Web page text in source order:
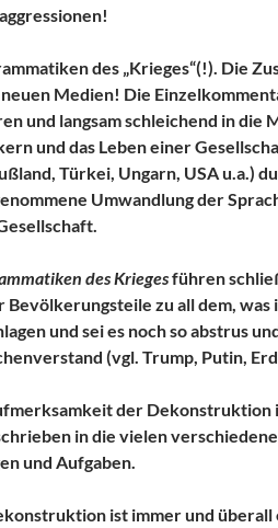
des „Krieges“(!). Die
Medien! Die
und langsam schleichend in die
und das Leben einer
Türkei, Ungarn, USA u.a.)
Umwandlung der
des Kriegesführen
Bevölkerungsteile zu all dem,
und sei es noch so abstrus
(vgl. Trump, Putin,
der Dekonstruktion
in die vielen
und Aufgaben.
ist immer und